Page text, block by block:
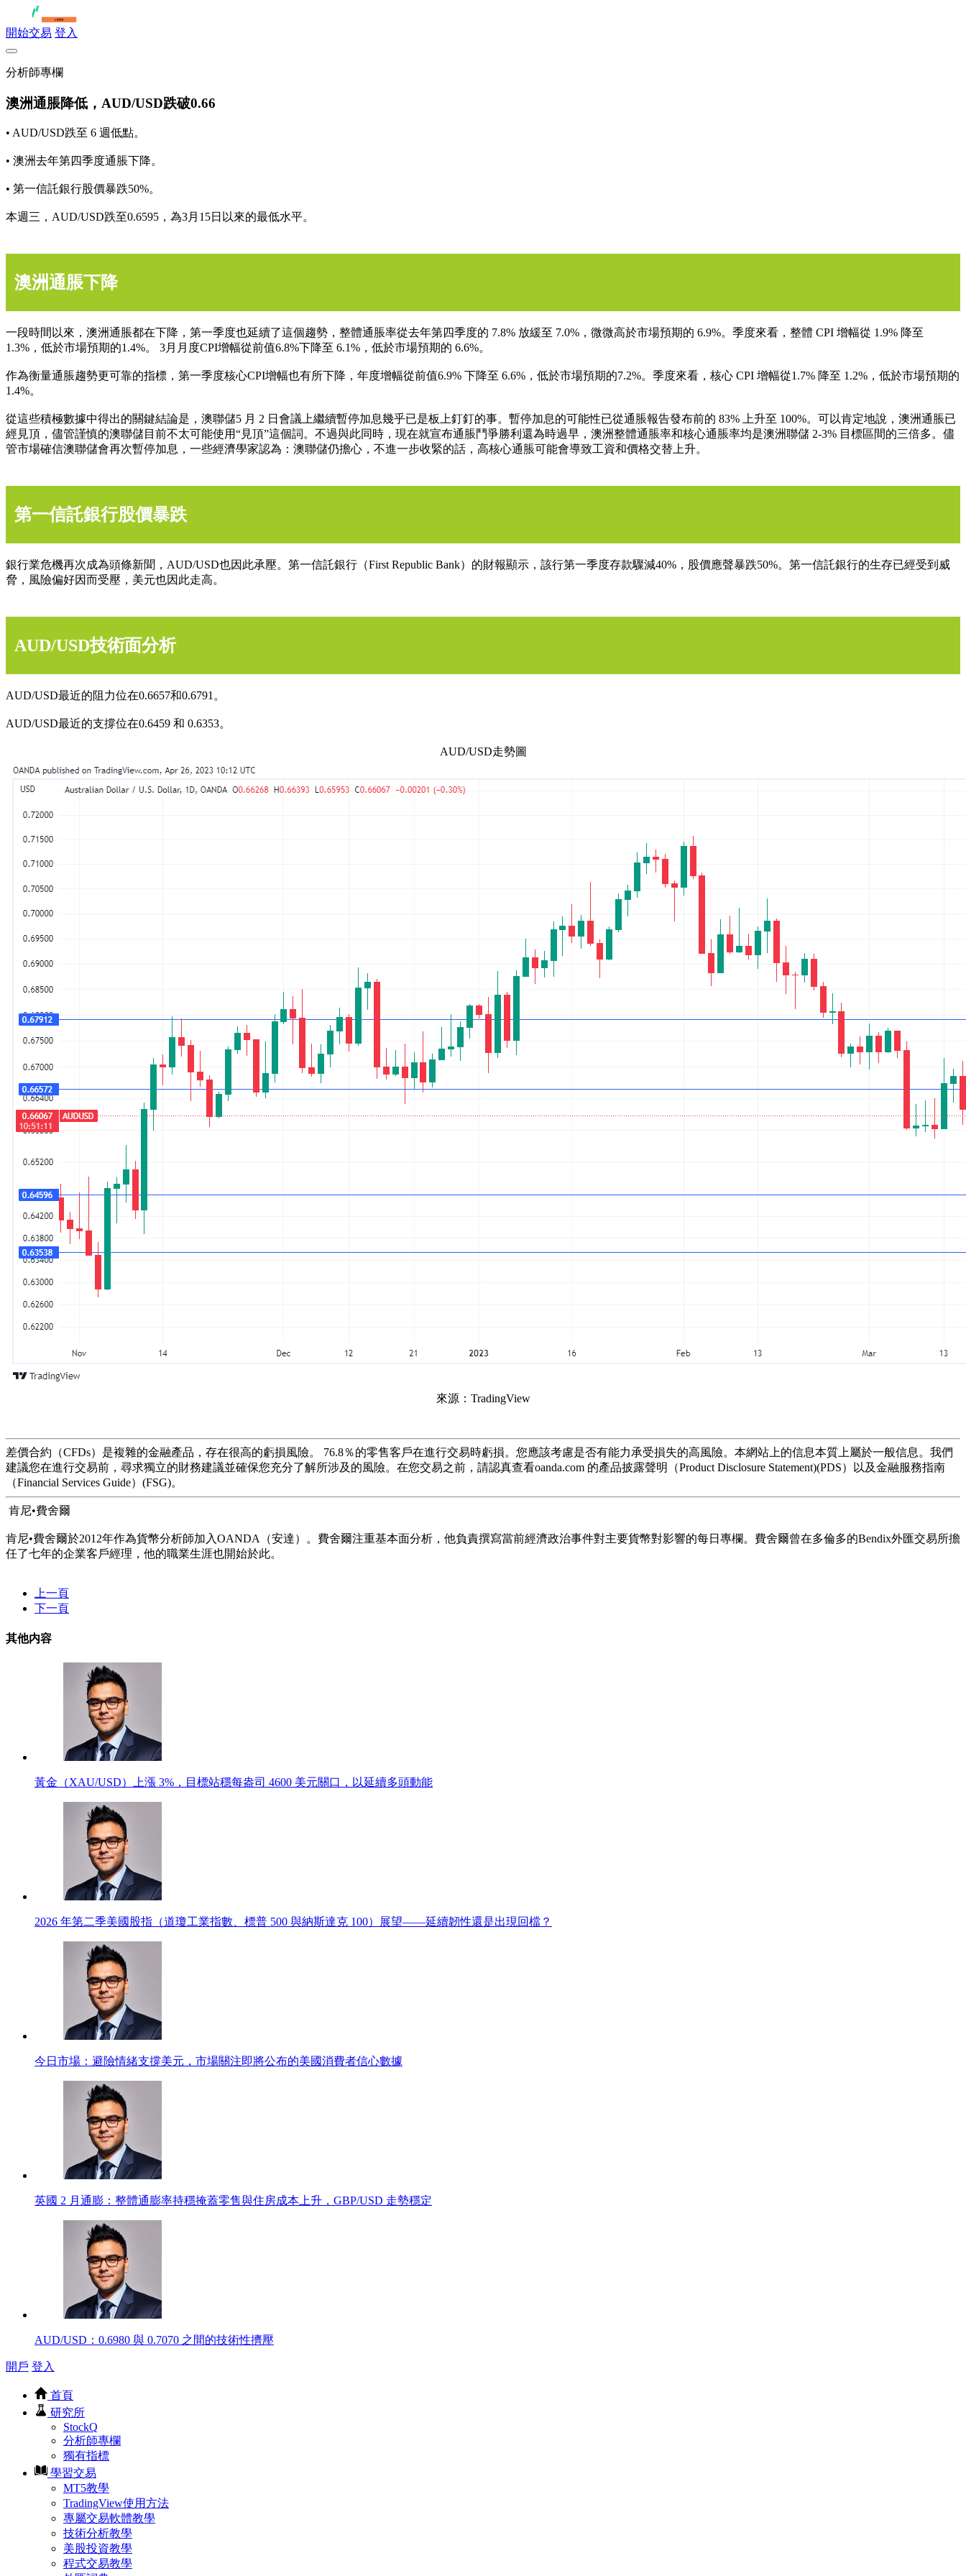
開始交易 登入
分析師專欄
澳洲通脹降低，AUD/USD跌破0.66
• AUD/USD跌至 6 週低點。
• 澳洲去年第四季度通脹下降。
• 第一信託銀行股價暴跌50%。
本週三，AUD/USD跌至0.6595，為3月15日以來的最低水平。
澳洲通脹下降
一段時間以來，澳洲通脹都在下降，第一季度也延續了這個趨勢，整體通脹率從去年第四季度的 7.8% 放緩至 7.0%，微微高於市場預期的 6.9%。季度來看，整體 CPI 增幅從 1.9% 降至
1.3%，低於市場預期的1.4%。 3月月度CPI增幅從前值6.8%下降至 6.1%，低於市場預期的 6.6%。
作為衡量通脹趨勢更可靠的指標，第一季度核心CPI增幅也有所下降，年度增幅從前值6.9% 下降至 6.6%，低於市場預期的7.2%。季度來看，核心 CPI 增幅從1.7% 降至 1.2%，低於市場預期的
1.4%。
從這些積極數據中得出的關鍵結論是，澳聯儲5 月 2 日會議上繼續暫停加息幾乎已是板上釘釘的事。暫停加息的可能性已從通脹報告發布前的 83% 上升至 100%。可以肯定地說，澳洲通脹已
經見頂，儘管謹慎的澳聯儲目前不太可能使用“見頂”這個詞。不過與此同時，現在就宣布通脹鬥爭勝利還為時過早，澳洲整體通脹率和核心通脹率均是澳洲聯儲 2-3% 目標區間的三倍多。儘
管市場確信澳聯儲會再次暫停加息，一些經濟學家認為：澳聯儲仍擔心，不進一步收緊的話，高核心通脹可能會導致工資和價格交替上升。
第一信託銀行股價暴跌
銀行業危機再次成為頭條新聞，AUD/USD也因此承壓。第一信託銀行（First Republic Bank）的財報顯示，該行第一季度存款驟減40%，股價應聲暴跌50%。第一信託銀行的生存已經受到威
脅，風險偏好因而受壓，美元也因此走高。
AUD/USD技術面分析
AUD/USD最近的阻力位在0.6657和0.6791。
AUD/USD最近的支撐位在0.6459 和 0.6353。
AUD/USD走勢圖
來源：TradingView
差價合約（CFDs）是複雜的金融產品，存在很高的虧損風險。 76.8％的零售客戶在進行交易時虧損。您應該考慮是否有能力承受損失的高風險。本網站上的信息本質上屬於一般信息。我們
建議您在進行交易前，尋求獨立的財務建議並確保您充分了解所涉及的風險。在您交易之前，請認真查看oanda.com 的產品披露聲明（Product Disclosure Statement)(PDS）以及金融服務指南
（Financial Services Guide）(FSG)。
肯尼•費舍爾
肯尼•費舍爾於2012年作為貨幣分析師加入OANDA（安達）。費舍爾注重基本面分析，他負責撰寫當前經濟政治事件對主要貨幣對影響的每日專欄。費舍爾曾在多倫多的Bendix外匯交易所擔
任了七年的企業客戶經理，他的職業生涯也開始於此。
上一頁
下一頁
其他内容
黃金（XAU/USD）上漲 3%，目標站穩每盎司 4600 美元關口，以延續多頭動能
2026 年第二季美國股指（道瓊工業指數、標普 500 與納斯達克 100）展望——延續韌性還是出現回檔？
今日市場：避險情緒支撐美元，市場關注即將公布的美國消費者信心數據
英國 2 月通膨：整體通膨率持穩掩蓋零售與住房成本上升，GBP/USD 走勢穩定
AUD/USD：0.6980 與 0.7070 之間的技術性擠壓
開戶 登入
首頁
研究所
StockQ
分析師專欄
獨有指標
學習交易
MT5教學
TradingView使用方法
專屬交易軟體教學
技術分析教學
美股投資教學
程式交易教學